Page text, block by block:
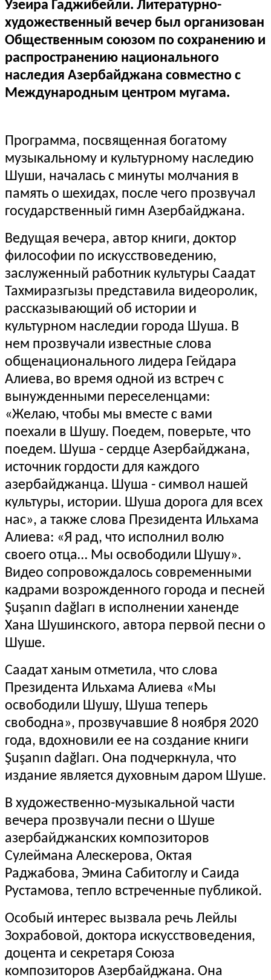
Узеира Гаджибейли. Литературно-
художественный вечер был организован
Общественным союзом по сохранению и
распространению национального
наследия Азербайджана совместно с
Международным центром мугама.
Программа, посвященная богатому
музыкальному и культурному наследию
Шуши, началась с минуты молчания в
память о шехидах, после чего прозвучал
государственный гимн Азербайджана.
Ведущая вечера, автор книги, доктор
философии по искусствоведению,
заслуженный работник культуры Саадат
Тахмиразгызы представила видеоролик,
рассказывающий об истории и
культурном наследии города Шуша. В
нем прозвучали известные слова
общенационального лидера Гейдара
Алиева, во время одной из встреч с
вынужденными переселенцами:
«Желаю, чтобы мы вместе с вами
поехали в Шушу. Поедем, поверьте, что
поедем. Шуша - сердце Азербайджана,
источник гордости для каждого
азербайджанца. Шуша - символ нашей
культуры, истории. Шуша дорога для всех
нас», а также слова Президента Ильхама
Алиева: «Я рад, что исполнил волю
своего отца… Мы освободили Шушу».
Видео сопровождалось современными
кадрами возрожденного города и песней
Şuşanın dağları в исполнении ханенде
Хана Шушинского, автора первой песни о
Шуше.
Саадат ханым отметила, что слова
Президента Ильхама Алиева «Мы
освободили Шушу, Шуша теперь
свободна», прозвучавшие 8 ноября 2020
года, вдохновили ее на создание книги
Şuşanın dağları. Она подчеркнула, что
издание является духовным даром Шуше.
В художественно-музыкальной части
вечера прозвучали песни о Шуше
азербайджанских композиторов
Сулеймана Алескерова, Октая
Раджабова, Эмина Сабитоглу и Саида
Рустамова, тепло встреченные публикой.
Особый интерес вызвала речь Лейлы
Зохрабовой, доктора искусствоведения,
доцента и секретаря Союза
композиторов Азербайджана. Она